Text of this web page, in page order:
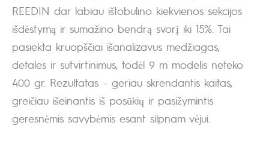
REEDIN dar labiau ištobulino kiekvienos sekcijos
išdėstymą ir sumažino bendrą svorį iki 15%. Tai
pasiekta kruopščiai išanalizavus medžiagas,
detales ir sutvirtinimus, todėl 9 m modelis neteko
400 gr. Rezultatas – geriau skrendantis kaitas,
greičiau išeinantis iš posūkių ir pasižymintis
geresnėmis savybėmis esant silpnam vėjui.